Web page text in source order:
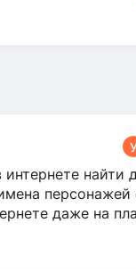
найти
персонажей
даже на